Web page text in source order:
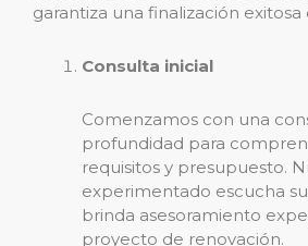
garantiza una finalización
Consulta inicial
Comenzamos con una
profundidad para
requisitos y presupuesto.
experimentado escucha
brinda asesoramiento
proyecto de renovación.